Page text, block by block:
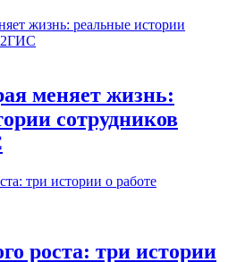
меняет жизнь:
сотрудников
роста: три истории